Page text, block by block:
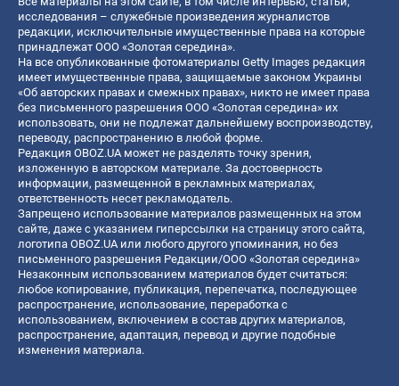
исследования – служебные произведения журналистов
редакции, исключительные имущественные права на которые
принадлежат ООО «Золотая середина».
На все опубликованные фотоматериалы Getty Images редакция
имеет имущественные права, защищаемые законом Украины
«Об авторских правах и смежных правах», никто не имеет права
без письменного разрешения ООО «Золотая середина» их
использовать, они не подлежат дальнейшему воспроизводству,
переводу, распространению в любой форме.
Редакция OBOZ.UA может не разделять точку зрения,
изложенную в авторском материале. За достоверность
информации, размещенной в рекламных материалах,
ответственность несет рекламодатель.
Запрещено использование материалов размещенных на этом
сайте, даже с указанием гиперссылки на страницу этого сайта,
логотипа OBOZ.UA или любого другого упоминания, но без
письменного разрешения Редакции/ООО «Золотая середина»
Незаконным использованием материалов будет считаться:
любое копирование, публикация, перепечатка, последующее
распространение, использование, переработка с
использованием, включением в состав других материалов,
распространение, адаптация, перевод и другие подобные
изменения материала.